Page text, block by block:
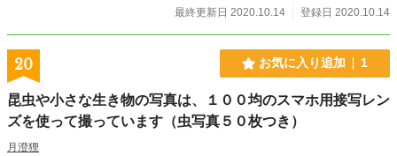
最終更新日 2020.10.14
登録日 2020.10.14
20 お気に入り追加 1
昆虫や小さな生き物の写真は、１００均のスマホ用接写レン
ズを使って撮っています（虫写真５０枚つき）
月澄狸